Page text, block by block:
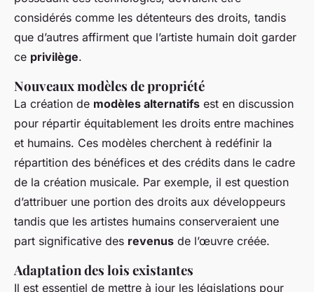
considérés comme les détenteurs des droits, tandis
que d’autres affirment que l’artiste humain doit garder
ce privilège.
Nouveaux modèles de propriété
La création de modèles alternatifs est en discussion
pour répartir équitablement les droits entre machines
et humains. Ces modèles cherchent à redéfinir la
répartition des bénéfices et des crédits dans le cadre
de la création musicale. Par exemple, il est question
d’attribuer une portion des droits aux développeurs
tandis que les artistes humains conserveraient une
part significative des revenus de l’œuvre créée.
Adaptation des lois existantes
Il est essentiel de mettre à jour les législations pour